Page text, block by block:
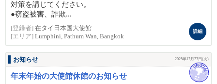
対策を講じてください。
●窃盗被害、詐欺...
[登録者] 在タイ日本国大使館
[エリア] Lumphini, Pathum Wan, Bangkok
詳細
お知らせ 2025年12月23日(火)
年末年始の大使館休館のお知らせ